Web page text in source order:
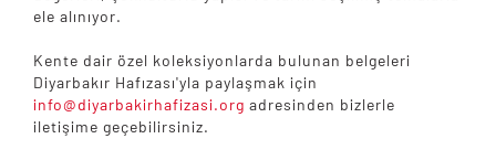
ele alınıyor.
Kente dair özel koleksiyonlarda bulunan belgeleri
Diyarbakır Hafızası'yla paylaşmak için
info@diyarbakirhafizasi.org adresinden bizlerle
iletişime geçebilirsiniz.